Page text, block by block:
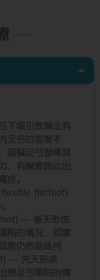
下塌引致無法有
足弓的弧度不
阻礙足弓發揮其
，有機會因此出
症。
flatfoot)
— 後天形成
陷的情況，即當
度仍然能維持
— 先天形成
現足弓塌陷的情